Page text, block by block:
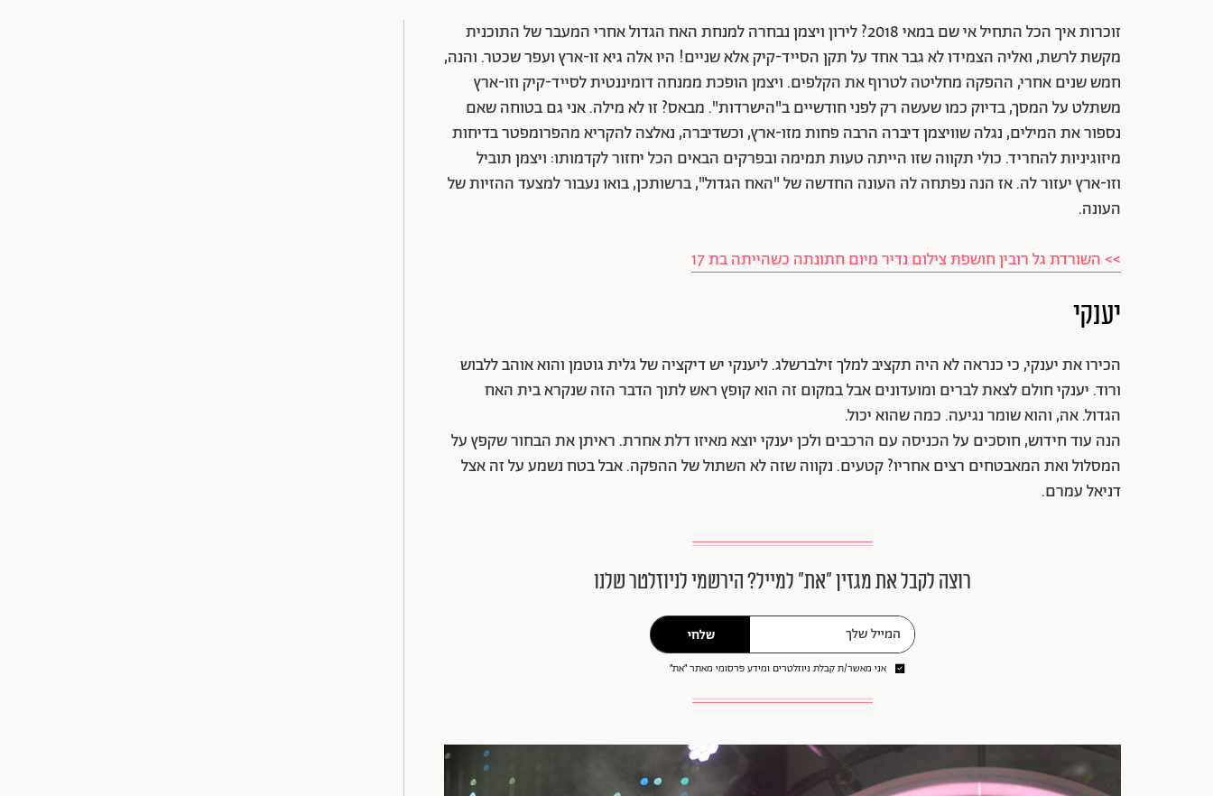
זוכרות איך הכל התחיל אי שם במאי 2018? לירון ויצמן נבחרה למנחת האח הגדול אחרי המעבר של התוכנית
מקשת לרשת, ואליה הצמידו לא גבר אחד על תקן הסייד-קיק אלא שניים! היו אלה גיא זו-ארץ ועפר שכטר. והנה,
חמש שנים אחרי, ההפקה מחליטה לטרוף את הקלפים. ויצמן הופכת ממנחה דומיננטית לסייד-קיק וזו-ארץ
משתלט על המסך, בדיוק כמו שעשה רק לפני חודשיים ב"הישרדות". מבאס? זו לא מילה. אני גם בטוחה שאם
נספור את המילים, נגלה שוויצמן דיברה הרבה פחות מזו-ארץ, וכשדיברה, נאלצה להקריא מהפרומפטר בדיחות
מיזוגיניות להחריד. כולי תקווה שזו הייתה טעות תמימה ובפרקים הבאים הכל יחזור לקדמותו: ויצמן תוביל
וזו-ארץ יעזור לה. אז הנה נפתחה לה העונה החדשה של "האח הגדול", ברשותכן, בואו נעבור למצעד ההזיות של
העונה.
>> השורדת גל רובין חושפת צילום נדיר מיום חתונתה כשהייתה בת 17
יענקי
הכירו את יענקי, כי כנראה לא היה תקציב למלך זילברשלג. ליענקי יש דיקציה של גלית גוטמן והוא אוהב ללבוש
ורוד. יענקי חולם לצאת לברים ומועדונים אבל במקום זה הוא קופץ ראש לתוך הדבר הזה שנקרא בית האח
הגדול. אה, והוא שומר נגיעה. כמה שהוא יכול.
הנה עוד חידוש, חוסכים על הכניסה עם הרכבים ולכן יענקי יוצא מאיזו דלת אחרת. ראיתן את הבחור שקפץ על
המסלול ואת המאבטחים רצים אחריו? קטעים. נקווה שזה לא השתול של ההפקה. אבל בטח נשמע על זה אצל
דניאל עמרם.
רוצה לקבל את מגזין ״את״ למייל? הירשמי לניוזלטר שלנו
שלחי
אני מאשר/ת קבלת ניוזלטרים ומידע פרסומי מאתר ״את״